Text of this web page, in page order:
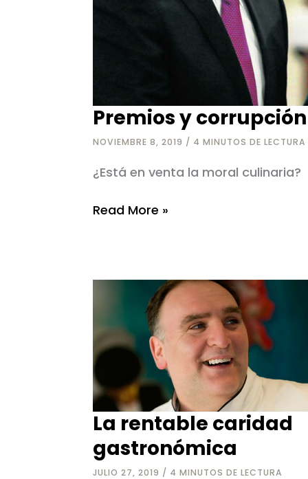
Premios y
NOVIEMBRE 8, 2019 / 4 MINUTOS DE LECTURA
¿Está en venta la moral culinaria?
Premios
Read More »
La rentable caridad
gastronómica
JULIO 27, 2019 / 4 MINUTOS DE LECTURA